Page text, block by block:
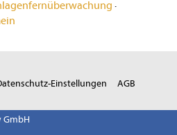
·
Einstellungen AGB
GmbH